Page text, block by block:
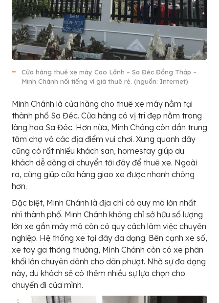
Cửa hàng thuê xe máy Cao Lãnh – Sa Đéc Đồng Tháp –
Minh Chánh nổi tiếng vì giá thuê rẻ. (nguồn: Internet)
Minh Chánh là cửa hàng cho thuê xe máy nằm tại
thành phố Sa Đéc. Cửa hàng có vị trí đẹp nằm trong
làng hoa Sa Đéc. Hơn nữa, Minh Cháng còn dần trung
tâm chợ và các địa điểm vui chơi. Xung quanh dây
cũng có rất nhiều khách san, homestay giúp du
khách dễ dàng di chuyển tới đây để thuê xe. Ngoài
ra, cũng giúp cửa hàng giao xe được nhanh chóng
hơn.
Đặc biệt, Minh Chánh là địa chỉ có quy mô lớn nhất
nhì thành phố. Minh Chánh không chỉ sở hữu số lượng
lớn xe gắn máy mà còn có quy cách làm việc chuyên
nghiệp. Hệ thống xe tại đây đa dạng. Bên cạnh xe số,
xe tay ga thông thường, Minh Chánh còn có xe phân
khối lớn chuyên dành cho dân phượt. Nhờ sự đa dạng
này, du khách sẽ có thêm nhiều sự lựa chọn cho
chuyến đi của mình.